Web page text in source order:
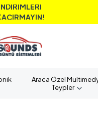
Araca Özel
Teypler